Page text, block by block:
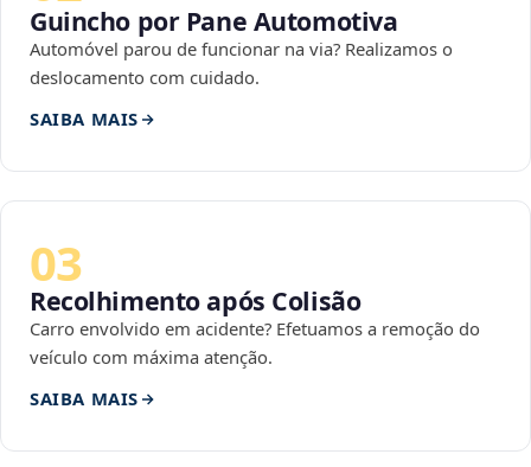
Guincho por Pane Automotiva
Automóvel parou de funcionar na via? Realizamos o
deslocamento com cuidado.
SAIBA MAIS
03
Recolhimento após Colisão
Carro envolvido em acidente? Efetuamos a remoção do
veículo com máxima atenção.
SAIBA MAIS